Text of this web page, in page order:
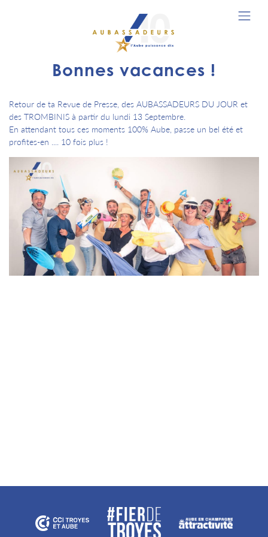
Bonnes vacances !
Retour de ta Revue de Presse, des AUBASSADEURS DU JOUR et
des TROMBINIS à partir du lundi 13 Septembre.
En attendant tous ces moments 100% Aube, passe un bel été et
profites-en .... 10 fois plus !